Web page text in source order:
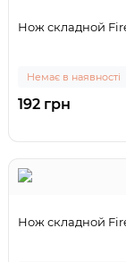
Нож складной
Немає в наявності
192 грн
Нож складной